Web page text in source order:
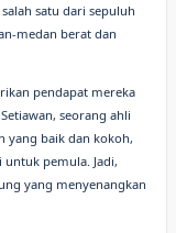
satu dari sepuluh
medan berat dan
pendapat mereka
seorang ahli
yang baik dan kokoh,
pemula. Jadi,
yang menyenangkan